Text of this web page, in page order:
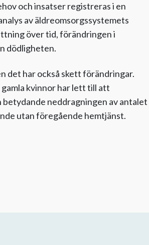
och insatser registreras i en
av äldreomsorgssystemets
över tid, förändringen i
dödligheten.
det har också skett förändringar.
kvinnor har lett till att
neddragningen av antalet
utan föregående hemtjänst.